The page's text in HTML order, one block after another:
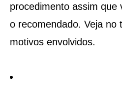
procedimento assim que
o recomendado. Veja no
motivos envolvidos.